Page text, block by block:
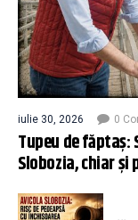
iulie 30, 2026 0
Tupeu de făptaș:
Slobozia, chiar și